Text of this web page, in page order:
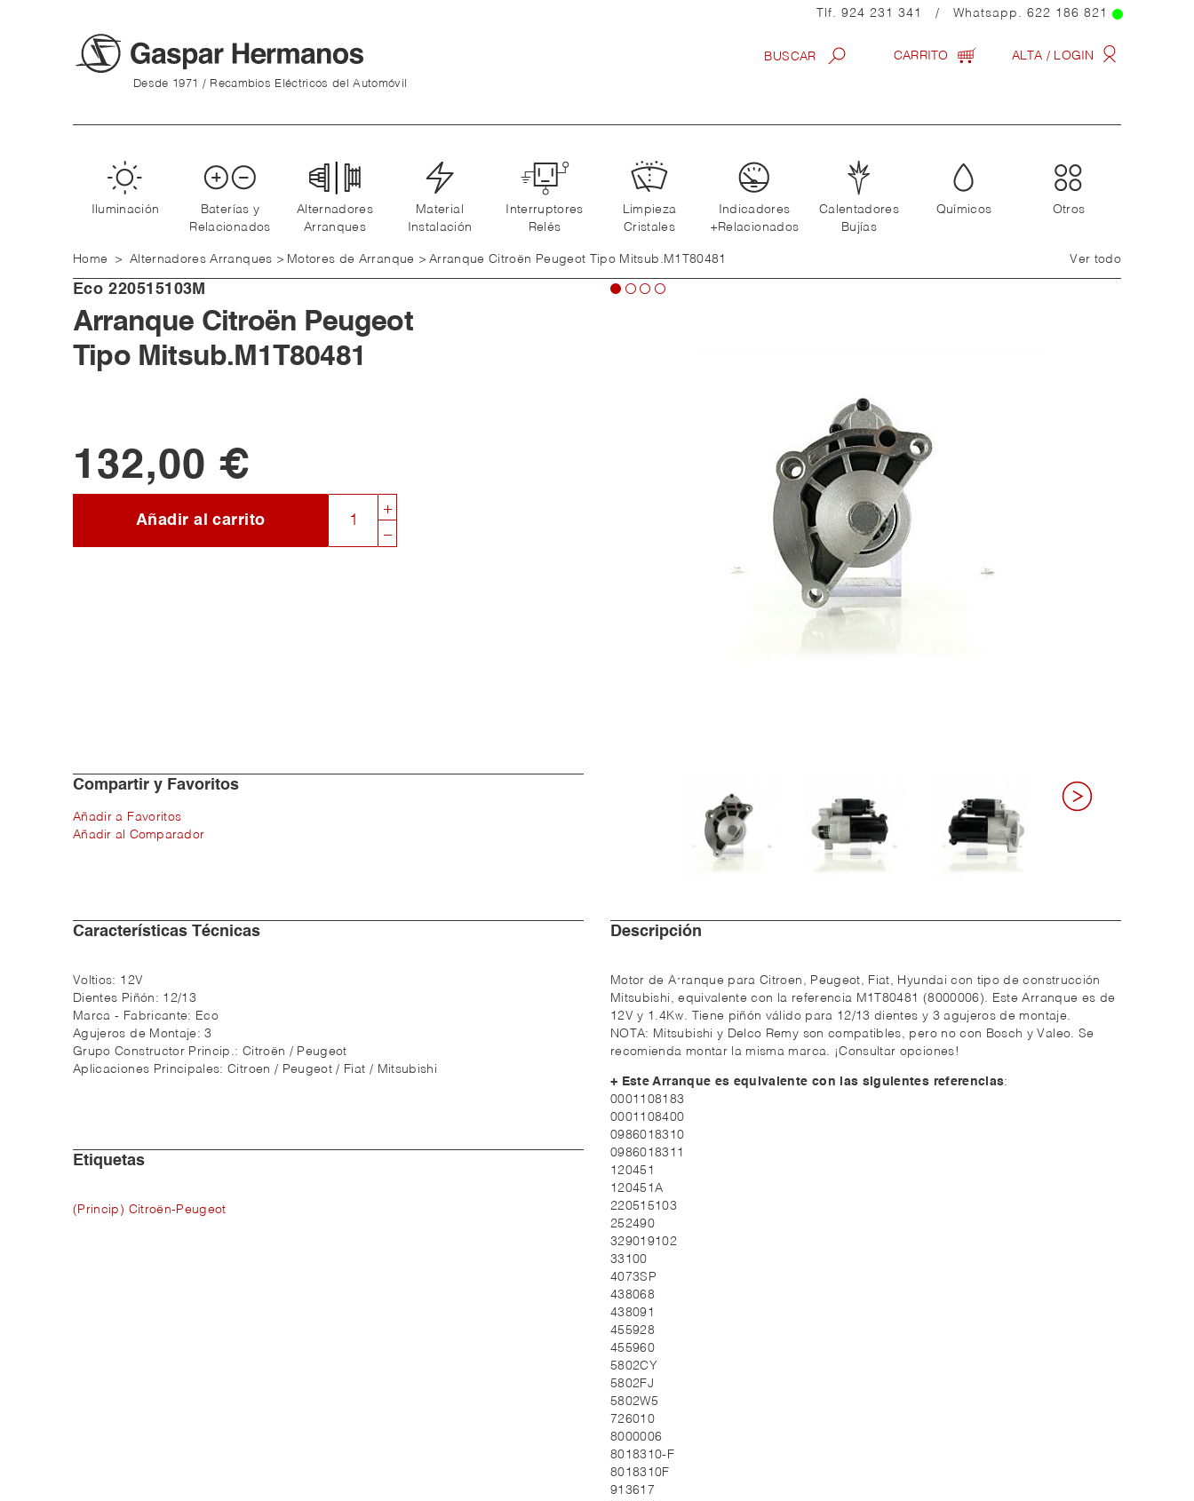
Tlf. 924 231 341 / Whatsapp. 622 186 821
Desde 1971 / Recambios Eléctricos del Automóvil
ALTA / LOGIN
CARRITO
Iluminación
Baterías y
Relacionados
Alternadores
Arranques
Material
Instalación
Interruptores
Relés
Limpieza
Cristales
Indicadores
+Relacionados
Calentadores
Bujías
Químicos Otros
Ver todo
Home > Alternadores Arranques > Motores de Arranque > Arranque Citroën Peugeot Tipo Mitsub.M1T80481
Eco 220515103M
Arranque Citroën Peugeot
Tipo Mitsub.M1T80481
132,00 €
Añadir al carrito
Compartir y Favoritos
Añadir a Favoritos
Añadir al Comparador
Características Técnicas
Voltios: 12V
Dientes Piñón: 12/13
Marca - Fabricante: Eco
Agujeros de Montaje:3
Grupo Constructor Princip.: Citroën / Peugeot
Aplicaciones Principales:Citroen / Peugeot / Fiat / Mitsubishi
Etiquetas
(Princip) Citroën-Peugeot
Descripción
Motor de Arranque para Citroen, Peugeot, Fiat, Hyundai con tipo de construcción
Mitsubishi, equivalente con la referencia M1T80481 (8000006). Este Arranque es de
12V y 1.4Kw. Tiene piñón válido para 12/13 dientes y 3 agujeros de montaje.
NOTA: Mitsubishi y Delco Remy son compatibles, pero no con Bosch y Valeo. Se
recomienda montar la misma marca. ¡Consultar opciones!
+ Este Arranque es equivalente con las siguientes referencias:
0001108183
0001108400
0986018310
0986018311
120451
120451A
220515103
252490
329019102
33100
4073SP
438068
438091
455928
455960
5802CY
5802FJ
5802W5
726010
8000006
8018310-F
8018310F
913617